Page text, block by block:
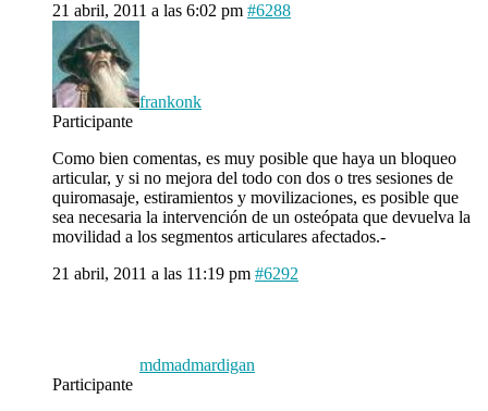
21 abril, 2011 a las 6:02 pm #6288
frankonk
Participante
Como bien comentas, es muy posible que haya un bloqueo
articular, y si no mejora del todo con dos o tres sesiones de
quiromasaje, estiramientos y movilizaciones, es posible que
sea necesaria la intervención de un osteópata que devuelva la
movilidad a los segmentos articulares afectados.-
21 abril, 2011 a las 11:19 pm #6292
mdmadmardigan
Participante